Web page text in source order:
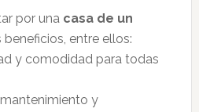
por una casa de un
entre ellos:
y comodidad para todas
y